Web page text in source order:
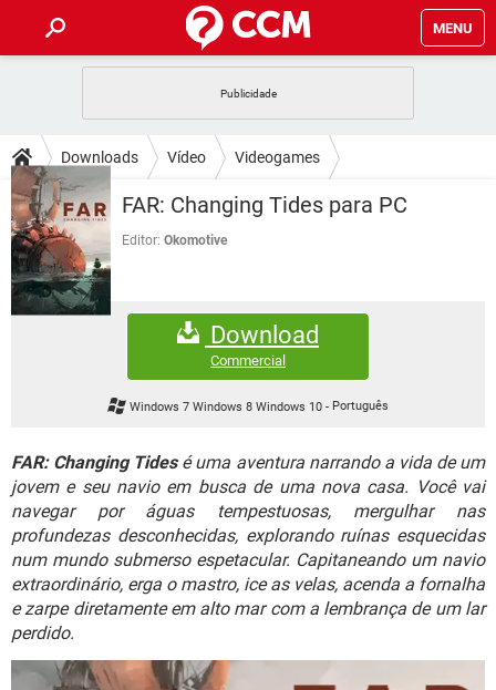
MENU
CELULAR FACEBOOK
OUTLOOK EXCEL
INSTAGRAM
GUIA DE COMPRAS
DICAS
JOGOS WHATSAPP
CELULAR FACEBOOK
OUTLOOK
INSTAGRAM
DOWNLOADS
JOGOS
CELULAR
OUTLOOK EXCEL
GMAIL
FÓRUM
JOGOS
FACEBOOK
EXCEL
GMAIL
GLOSSÁRIO
WHATSAPP
INSTAGRAM GMAIL
Downloads Vídeo Videogames
FAR: Changing Tides para PC
Editor: Okomotive
Download
Commercial
Windows 7 Windows 8 Windows 10- Português
FAR: Changing Tidesé uma aventura narrando a vida de um
jovem e seu navio em busca de uma nova casa. Você vai
navegar por águas tempestuosas, mergulhar nas
profundezas desconhecidas, explorando ruínas esquecidas
num mundo submerso espetacular. Capitaneando um navio
extraordinário, erga o mastro, ice as velas, acenda a fornalha
e zarpe diretamente em alto mar com a lembrança de um lar
perdido.